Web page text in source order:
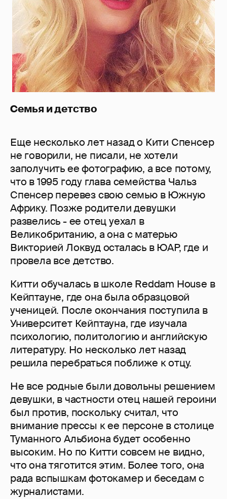
Семья и детство
Еще несколько лет назад о Кити Спенсер
не говорили, не писали, не хотели
заполучить ее фотографию, а все потому,
что в 1995 году глава семейства Чальз
Спенсер перевез свою семью в Южную
Африку. Позже родители девушки
развелись - ее отец уехал в
Великобританию, а она с матерью
Викторией Локвуд осталась в ЮАР, где и
провела все детство.
Китти обучалась в школе Reddam House в
Кейптауне, где она была образцовой
ученицей. После окончания поступила в
Университет Кейптауна, где изучала
психологию, политологию и английскую
литературу. Но несколько лет назад
решила перебраться поближе к отцу.
Не все родные были довольны решением
девушки, в частности отец нашей героини
был против, поскольку считал, что
внимание прессы к ее персоне в столице
Туманного Альбиона будет особенно
высоким. Но по Китти совсем не видно,
что она тяготится этим. Более того, она
рада вспышкам фотокамер и беседам с
журналистами.